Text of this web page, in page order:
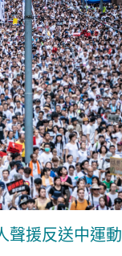
聲援反送中運動